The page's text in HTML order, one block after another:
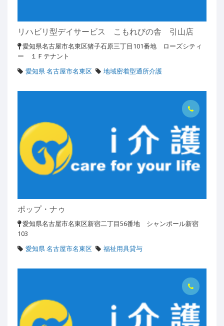
リハビリ型デイサービス こもれびの舎 引山店
愛知県名古屋市名東区猪子石原三丁目101番地 ローズシティ
ー １Ｆテナント
愛知県 名古屋市名東区
地域密着型通所介護
ポップ・ナゥ
愛知県名古屋市名東区新宿二丁目56番地 シャンポール新宿
103
愛知県 名古屋市名東区
福祉用具貸与